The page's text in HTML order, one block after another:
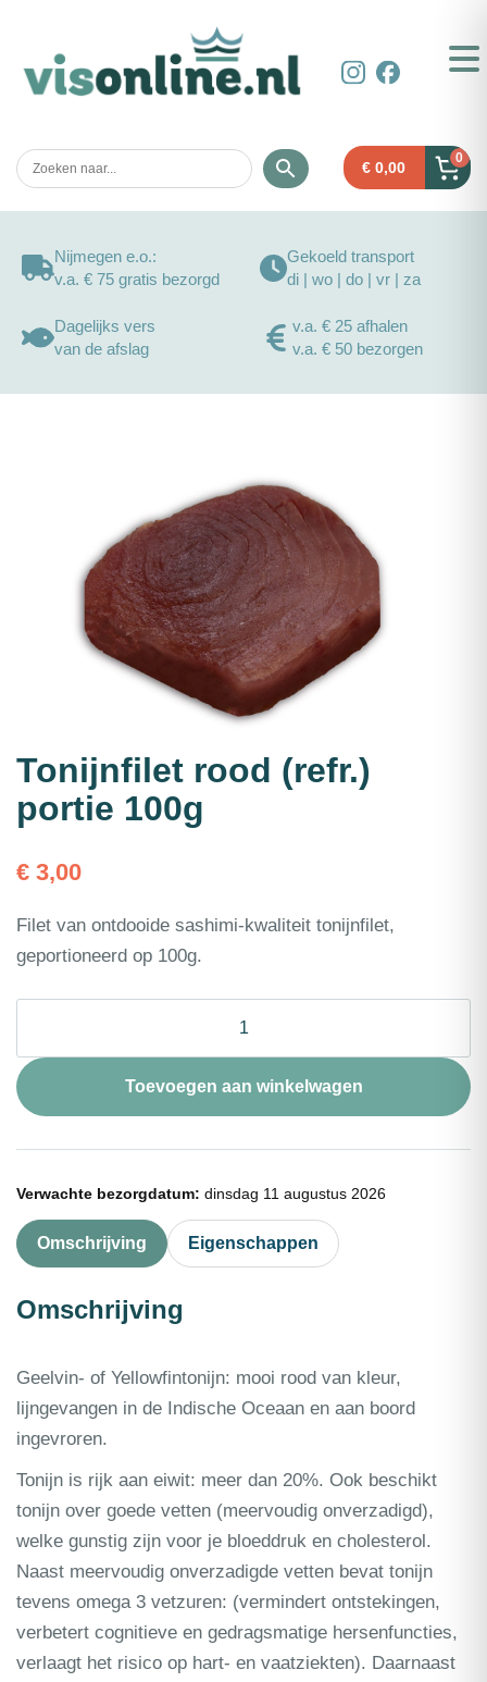
€ 0,00
0
Nijmegen e.o.:
v.a. € 75 gratis bezorgd
Gekoeld transport
di | wo | do | vr | za
Dagelijks vers
van de afslag
v.a. € 25 afhalen
v.a. € 50 bezorgen
Tonijnfilet rood (refr.)
portie 100g
€ 3,00
Filet van ontdooide sashimi-kwaliteit tonijnfilet,
geportioneerd op 100g.
(refr.)
portie
100g
aantal
Toevoegen aan winkelwagen
Verwachte bezorgdatum: dinsdag 11 augustus 2026
Omschrijving Eigenschappen
Omschrijving
Geelvin- of Yellowfintonijn: mooi rood van kleur,
lijngevangen in de Indische Oceaan en aan boord
ingevroren.
Tonijn is rijk aan eiwit: meer dan 20%. Ook beschikt
tonijn over goede vetten (meervoudig onverzadigd),
welke gunstig zijn voor je bloeddruk en cholesterol.
Naast meervoudig onverzadigde vetten bevat tonijn
tevens omega 3 vetzuren: (vermindert ontstekingen,
verbetert cognitieve en gedragsmatige hersenfuncties,
verlaagt het risico op hart- en vaatziekten). Daarnaast